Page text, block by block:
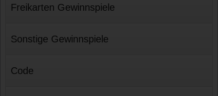
Freikarten Gewinnspiele
Sonstige Gewinnspiele
Code